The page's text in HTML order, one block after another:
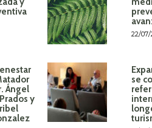
22/07/
Ángel
y
se